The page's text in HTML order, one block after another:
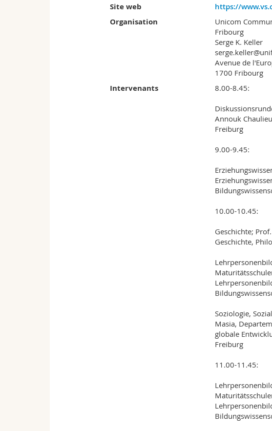
Site web
https://
Organisation
Unicom
Fribourg
Serge K. Keller
Avenue de
1700 Fribourg
Intervenants 8.00-8.45:
Annouk
Freiburg
9.00-9.45:
10.00-10.45:
Geschichte;
Geschichte,
Soziologie,
Masia,
globale
Freiburg
11.00-11.45: